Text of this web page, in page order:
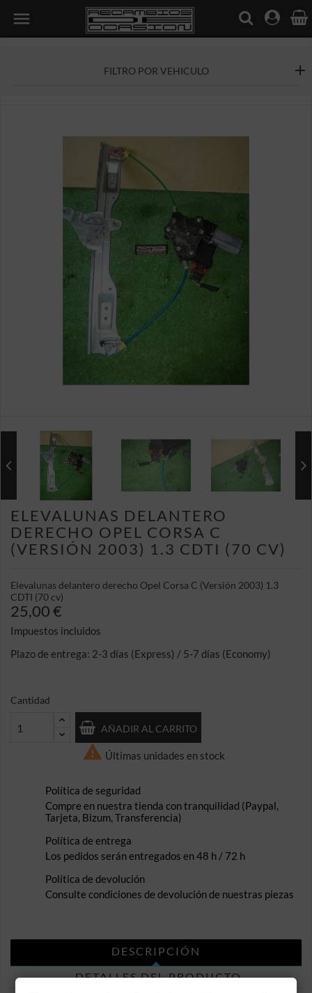

FILTRO POR VEHICULO
ELEVALUNAS DELANTERO
DERECHO OPEL CORSA C
(VERSIÓN 2003) 1.3 CDTI (70 CV)
Elevalunas delantero derecho Opel Corsa C (Versión 2003) 1.3
CDTI (70 cv)
25,00 €
Impuestos incluidos
Plazo de entrega: 2-3 días (Express) / 5-7 días (Economy)
Cantidad
AÑADIR AL CARRITO
 Últimas unidades en stock
Política de seguridad
Compre en nuestra tienda con tranquilidad (Paypal,
Tarjeta, Bizum, Transferencia)
Política de entrega
Los pedidos serán entregados en 48 h / 72 h
Política de devolución
Consulte condiciones de devolución de nuestras piezas
DESCRIPCIÓN
DETALLES DEL PRODUCTO